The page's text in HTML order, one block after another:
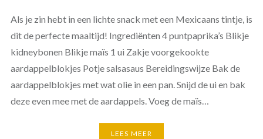
Als je zin hebt in een lichte snack met een Mexicaans tintje, is
dit de perfecte maaltijd! Ingrediënten 4 puntpaprika’s Blikje
kidneybonen Blikje maïs 1 ui Zakje voorgekookte
aardappelblokjes Potje salsasaus Bereidingswijze Bak de
aardappelblokjes met wat olie in een pan. Snijd de ui en bak
deze even mee met de aardappels. Voeg de maïs…
LEES MEER